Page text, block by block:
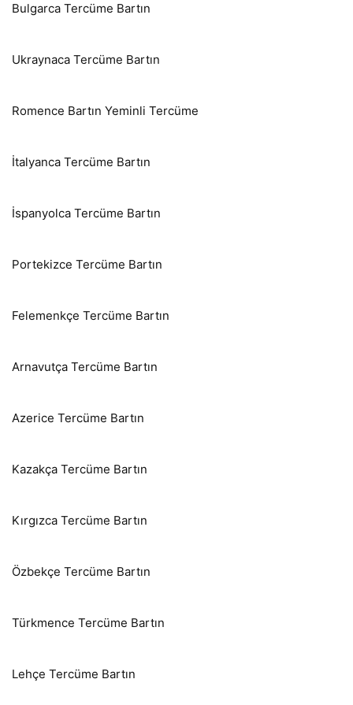
Bulgarca Tercüme Bartın
Ukraynaca Tercüme Bartın
Romence Bartın Yeminli Tercüme
İtalyanca Tercüme Bartın
İspanyolca Tercüme Bartın
Portekizce Tercüme Bartın
Felemenkçe Tercüme Bartın
Arnavutça Tercüme Bartın
Azerice Tercüme Bartın
Kazakça Tercüme Bartın
Kırgızca Tercüme Bartın
Özbekçe Tercüme Bartın
Türkmence Tercüme Bartın
Lehçe Tercüme Bartın